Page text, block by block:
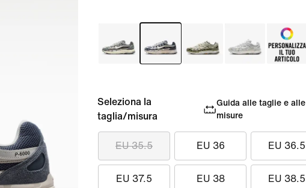
Seleziona la
taglia/misura
Guida alle taglie e alle
misure
EU 35.5 EU 36 EU 36.5
EU 37.5 EU 38 EU 38.5